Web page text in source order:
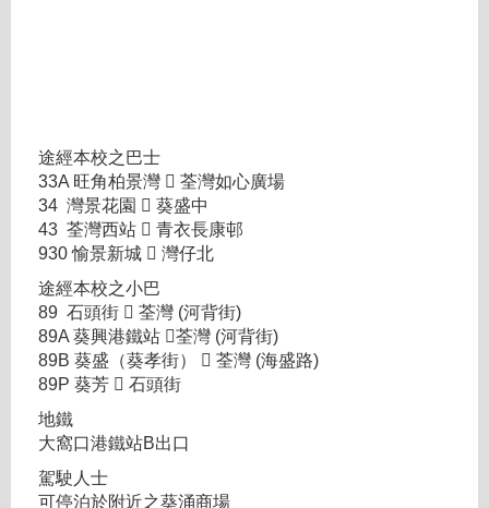
途經本校之巴士
33A 旺角柏景灣  荃灣如心廣場
34 灣景花園  葵盛中
43 荃灣西站  青衣長康邨
930 愉景新城  灣仔北
途經本校之小巴
89 石頭街  荃灣 (河背街)
89A 葵興港鐵站 荃灣 (河背街)
89B 葵盛（葵孝街）  荃灣 (海盛路)
89P 葵芳  石頭街
地鐵
大窩口港鐵站B出口
駕駛人士
可停泊於附近之葵涌商場